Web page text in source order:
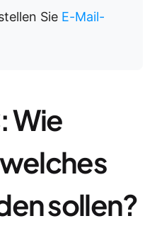
Sie E-Mail-
Wie
sollen?